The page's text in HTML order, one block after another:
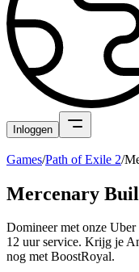
Inloggen
Games/Path of Exile 2/
Mercenary
Domineer met onze
12 uur service. Krijg je
nog met BoostRoyal.